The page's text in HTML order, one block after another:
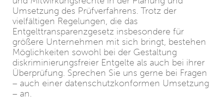
Umsetzung des Prüfverfahrens. Trotz der
vielfältigen Regelungen, die das
Entgelttransparenzgesetz insbesondere für
größere Unternehmen mit sich bringt, bestehen
Möglichkeiten sowohl bei der Gestaltung
diskriminierungsfreier Entgelte als auch bei ihrer
Überprüfung. Sprechen Sie uns gerne bei Fragen
– auch einer datenschutzkonformen Umsetzung
– an.